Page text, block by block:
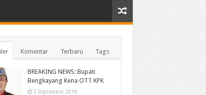
Komentar Terbaru Tags
BREAKING NEWS: Bupati
Bengkayang Kena OTT KPK
3 September 2019